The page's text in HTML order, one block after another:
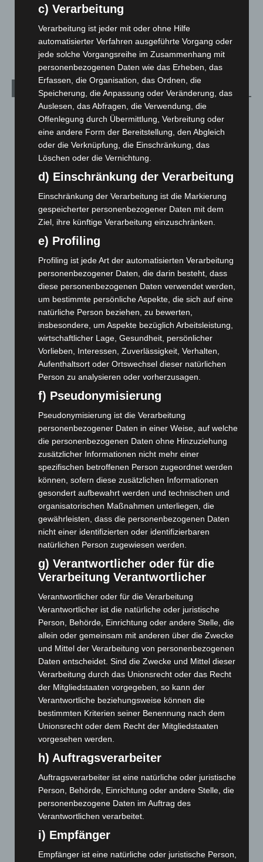
Über uns
1.271
Archiv
August 2026
(14)
Juli 2026(73)
Juni 2026 (139)
April 2026(99)
März 2026(115)
Februar 2026 (109)
Januar 2026(122)
Dezember 2025 (103)
November 2025(114)
Oktober 2025(112)
September 2025(93)
August 2025(90)
Juli 2025(90)
Juni 2025(103)
Mai 2025(112)
April 2025(88)
März 2025(111)
Februar 2025(96)
Januar 2025 (88)
Dezember 2024(89)
November 2024(94)
Oktober 2024(93)
September 2024(112)
August 2024(107)
Juni 2024(107)
Mai 2024
April 2024(102)
März 2024(103)
Februar 2024 (103)
Januar 2024(111)
Dezember 2023(130)
November 2023(130)
Oktober 2023(114)
September 2023 (133)
Juli 2023
Juni 2023
(142)
Mai 2023(139)
April 2023(155)
März 2023(174)
Februar 2023(154)
c) Verarbeitung
Verarbeitung ist jeder mit oder ohne Hilfe
automatisierter Verfahren ausgeführte Vorgang oder
jede solche Vorgangsreihe im Zusammenhang mit
personenbezogenen Daten wie das Erheben, das
Erfassen, die Organisation, das Ordnen, die
Speicherung, die Anpassung oder Veränderung, das
Auslesen, das Abfragen, die Verwendung, die
Offenlegung durch Übermittlung, Verbreitung oder
eine andere Form der Bereitstellung, den Abgleich
oder die Verknüpfung, die Einschränkung, das
Löschen oder die Vernichtung.
d) Einschränkung der Verarbeitung
Einschränkung der Verarbeitung ist die Markierung
gespeicherter personenbezogener Daten mit dem
Ziel, ihre künftige Verarbeitung einzuschränken.
e) Profiling
Profiling ist jede Art der automatisierten Verarbeitung
personenbezogener Daten, die darin besteht, dass
diese personenbezogenen Daten verwendet werden,
um bestimmte persönliche Aspekte, die sich auf eine
natürliche Person beziehen, zu bewerten,
insbesondere, um Aspekte bezüglich Arbeitsleistung,
wirtschaftlicher Lage, Gesundheit, persönlicher
Vorlieben, Interessen, Zuverlässigkeit, Verhalten,
Aufenthaltsort oder Ortswechsel dieser natürlichen
Person zu analysieren oder vorherzusagen.
f) Pseudonymisierung
Pseudonymisierung ist die Verarbeitung
personenbezogener Daten in einer Weise, auf welche
die personenbezogenen Daten ohne Hinzuziehung
zusätzlicher Informationen nicht mehr einer
spezifischen betroffenen Person zugeordnet werden
können, sofern diese zusätzlichen Informationen
gesondert aufbewahrt werden und technischen und
organisatorischen Maßnahmen unterliegen, die
gewährleisten, dass die personenbezogenen Daten
nicht einer identifizierten oder identifizierbaren
natürlichen Person zugewiesen werden.
g) Verantwortlicher oder für die
Verarbeitung Verantwortlicher
Verantwortlicher oder für die Verarbeitung
Verantwortlicher ist die natürliche oder juristische
Person, Behörde, Einrichtung oder andere Stelle, die
allein oder gemeinsam mit anderen über die Zwecke
und Mittel der Verarbeitung von personenbezogenen
Daten entscheidet. Sind die Zwecke und Mittel dieser
Verarbeitung durch das Unionsrecht oder das Recht
der Mitgliedstaaten vorgegeben, so kann der
Verantwortliche beziehungsweise können die
bestimmten Kriterien seiner Benennung nach dem
Unionsrecht oder dem Recht der Mitgliedstaaten
vorgesehen werden.
h) Auftragsverarbeiter
Auftragsverarbeiter ist eine natürliche oder juristische
Person, Behörde, Einrichtung oder andere Stelle, die
personenbezogene Daten im Auftrag des
Verantwortlichen verarbeitet.
i) Empfänger
Empfänger ist eine natürliche oder juristische Person,